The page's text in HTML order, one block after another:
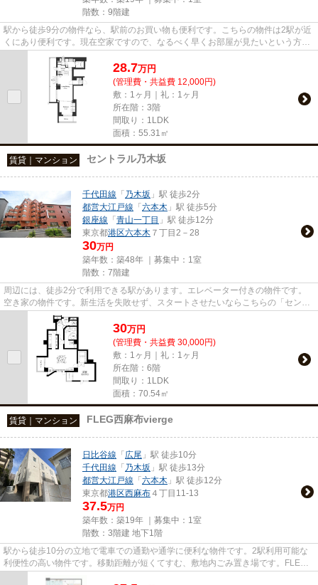
階数：9階建
駅から徒歩9分の物件なら、駅前のお買い物も便利です。こちらの物件は2駅が近
くにあり便利です。現在空家ですので、なるべく早くお部屋が見たいという方に
もおすすめです。広尾駅近く...
28.7万円
(管理費・共益費 12,000円)
敷：1ヶ月｜礼：1ヶ月
所在階：3階
間取り：1LDK
面積：55.31㎡
賃貸｜マンション セントラル乃木坂
千代田線 「 乃木坂 」駅 徒歩2分
都営大江戸線 「六本木 」駅 徒歩5分
銀座線 「青山一丁目 」駅 徒歩12分
東京都港区六本木 ７丁目2－28
30万円
築年数：築48年 ｜募集中： 1室
階数：7階建
周辺には、徒歩2分で利用できる駅があります。エレベーター付きの物件です。
空き家の物件です。新生活を失敗せず、スタートさせたいならこちらの「セント
ラル乃木坂」はいかがでしょう...
30万円
(管理費・共益費 30,000円)
敷：1ヶ月｜礼：1ヶ月
所在階：6階
間取り：1LDK
面積：70.54㎡
賃貸｜マンション FLEG西麻布vierge
日比谷線 「広尾 」駅 徒歩10分
千代田線 「 乃木坂 」駅 徒歩13分
都営大江戸線 「六本木 」駅 徒歩12分
東京都港区西麻布 ４丁目11-13
37.5万円
築年数：築19年 ｜募集中： 1室
階数：3階建 地下1階
駅から徒歩10分の立地で電車での通勤や通学に便利な物件です。2駅利用可能な
利便性の高い物件です。移動距離が短くてすむ、敷地内ごみ置き場です。FLEG
西麻布vierge：広尾駅にも近くて...